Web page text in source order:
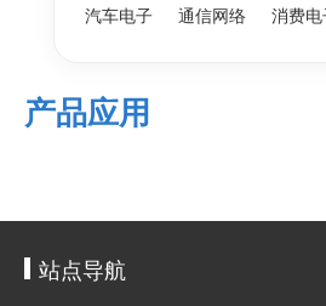
汽车电子
通信网络 消费电
产品应用
站点导航